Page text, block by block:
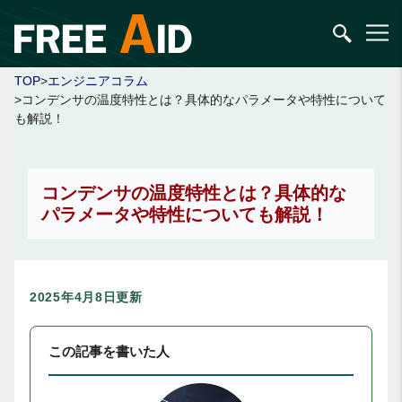
TOP>エンジニアコラム
>コンデンサの温度特性とは？具体的なパラメータや特性について
も解説！
コンデンサの温度特性とは？具体的な
パラメータや特性についても解説！
2025年4月8日更新
この記事を書いた人